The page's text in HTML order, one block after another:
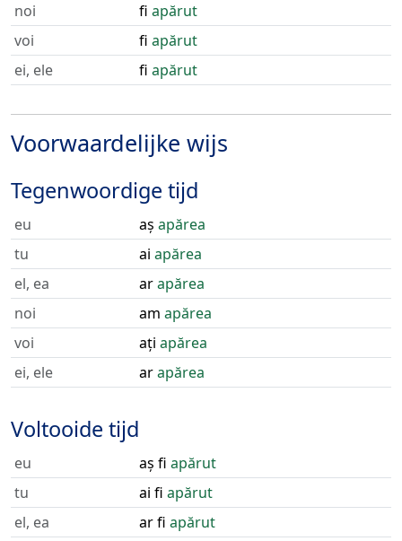
noi
fi apărut
voi
fi apărut
ei, ele
fi apărut
Voorwaardelijke wijs
Tegenwoordige tijd
eu aș apărea
tu
ai apărea
el, ea
arapărea
noi
am apărea
voi
ați apărea
ei, ele
arapărea
Voltooide tijd
eu aș fi apărut
tu
ai fi apărut
el, ea
ar fi apărut